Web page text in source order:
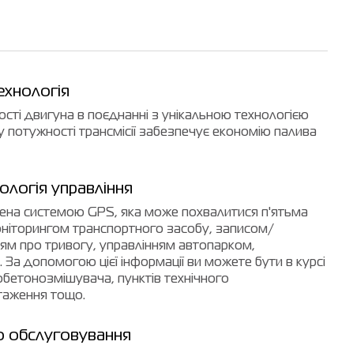
двигуна в поєднанні з унікальною технологією
потужності трансмісії забезпечує економію палива
управління
системою GPS, яка може похвалитися п'ятьма
транспортного засобу, записом/
про тривогу, управлінням автопарком,
допомогою цієї інформації ви можете бути в курсі
пунктів технічного
тощо.
обслуговування